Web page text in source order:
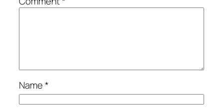
Name*